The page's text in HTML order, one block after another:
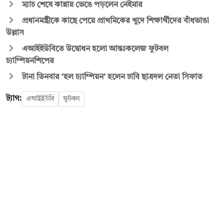
ম্যাচ শেষে কান্নায় ভেঙে পড়লেন নেইমার
প্রধানমন্ত্রীকে কাছে পেয়ে প্রাথমিকের খুদে শিক্ষার্থীদের বাঁধভাঙা
উল্লাস
এআইইউবিতে উদ্বোধন হলো আন্তঃকলেজ ফুটবল
চ্যাম্পিয়নশিপের
টানা তিনবার ‘হল চ্যাম্পিয়ন’ হলেন ঢাবি ছাত্রদল নেতা সিফাত
ট্যাগ: এআইইউবি ফুটবল